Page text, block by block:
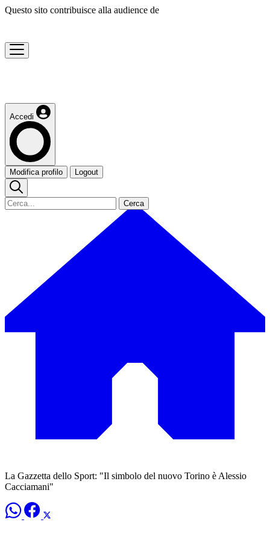
Questo sito contribuisce alla audience de
Accedi
Modifica profilo Logout
Cerca
La Gazzetta dello Sport: "Il simbolo del nuovo Torino è Alessio
Cacciamani"